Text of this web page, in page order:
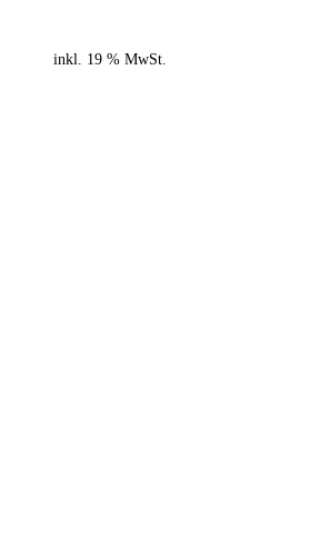
inkl. 19 % MwSt.